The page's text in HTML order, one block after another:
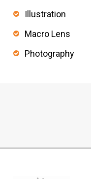
Illustration
Macro Lens
Photography